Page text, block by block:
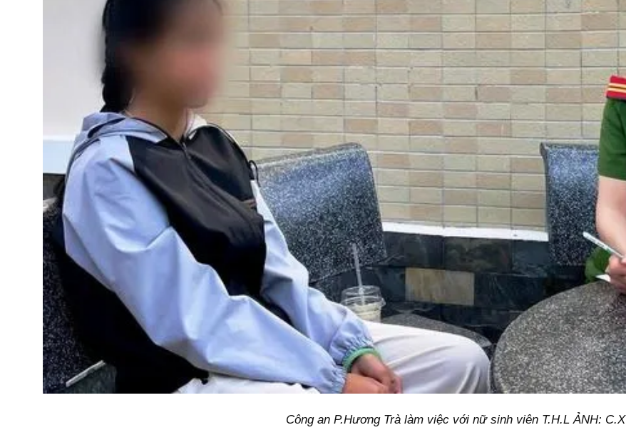
Công an P.Hương Trà làm việc với nữ sinh viên T.H.L ẢNH: C.X